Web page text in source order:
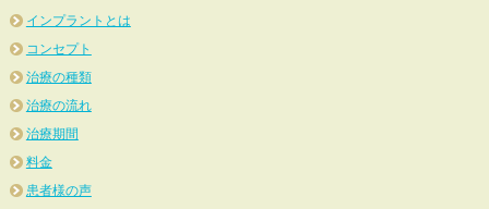
インプラントとは
コンセプト
治療の種類
治療の流れ
治療期間
料金
患者様の声